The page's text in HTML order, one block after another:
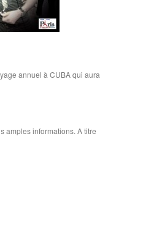
annuel à CUBA qui aura
amples informations. A titre